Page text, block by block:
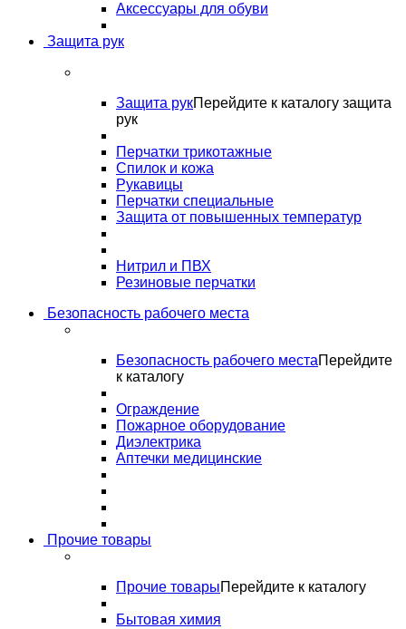
Аксессуары для обуви
Защита рук
Защита рукПерейдите к каталогу защита
рук
Перчатки трикотажные
Спилок и кожа
Рукавицы
Перчатки специальные
Защита от повышенных температур
Нитрил и ПВХ
Резиновые перчатки
Безопасность рабочего места
Безопасность рабочего местаПерейдите
к каталогу
Ограждение
Пожарное оборудование
Диэлектрика
Аптечки медицинские
Прочие товары
Прочие товарыПерейдите к каталогу
Бытовая химия